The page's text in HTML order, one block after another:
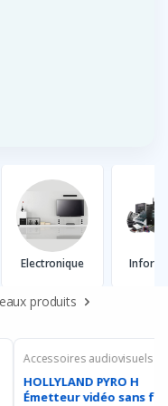
Electronique
produits
audiovisuels
MARS 4K
de transmission